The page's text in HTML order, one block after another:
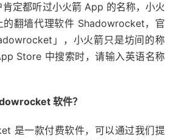
定都听过小火箭 App 的名称，小火
的翻墙代理软件 Shadowrocket，官
」，小火箭只是坊间的称
Store 中搜索时，请输入英语名称
软件？
是一款付费软件，可以通过我们提